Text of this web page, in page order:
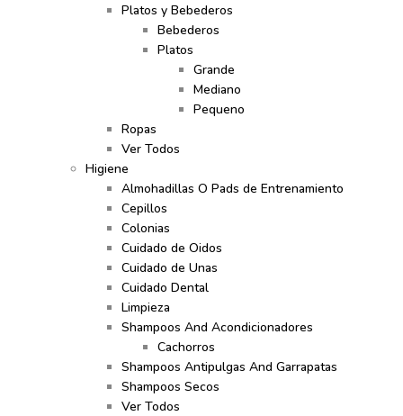
Platos y Bebederos
Bebederos
Platos
Grande
Mediano
Pequeno
Ropas
Ver Todos
Higiene
Almohadillas O Pads de Entrenamiento
Cepillos
Colonias
Cuidado de Oidos
Cuidado de Unas
Cuidado Dental
Limpieza
Shampoos And Acondicionadores
Cachorros
Shampoos Antipulgas And Garrapatas
Shampoos Secos
Ver Todos